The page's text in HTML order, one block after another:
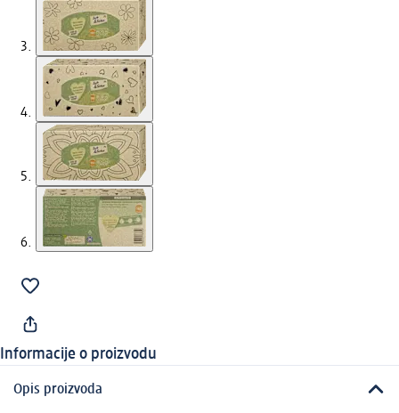
Informacije o proizvodu
Opis proizvoda